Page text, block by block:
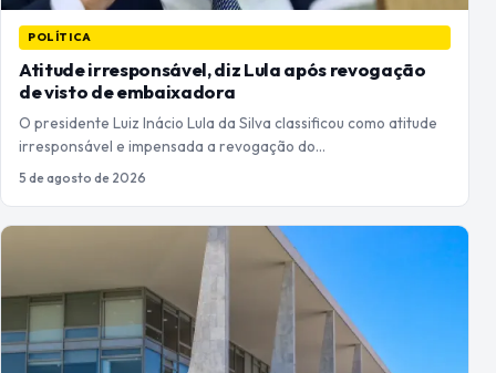
POLÍTICA
Atitude irresponsável, diz Lula após revogação
de visto de embaixadora
O presidente Luiz Inácio Lula da Silva classificou como atitude
irresponsável e impensada a revogação do…
5 de agosto de 2026